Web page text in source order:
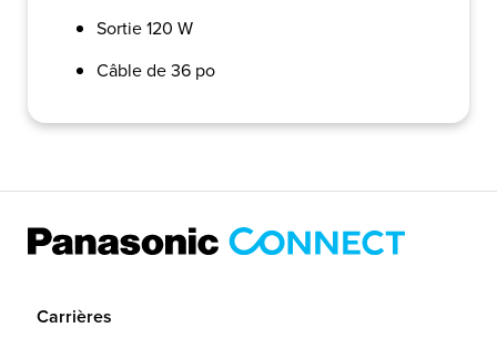
Sortie 120 W
Câble de 36 po
Carrières